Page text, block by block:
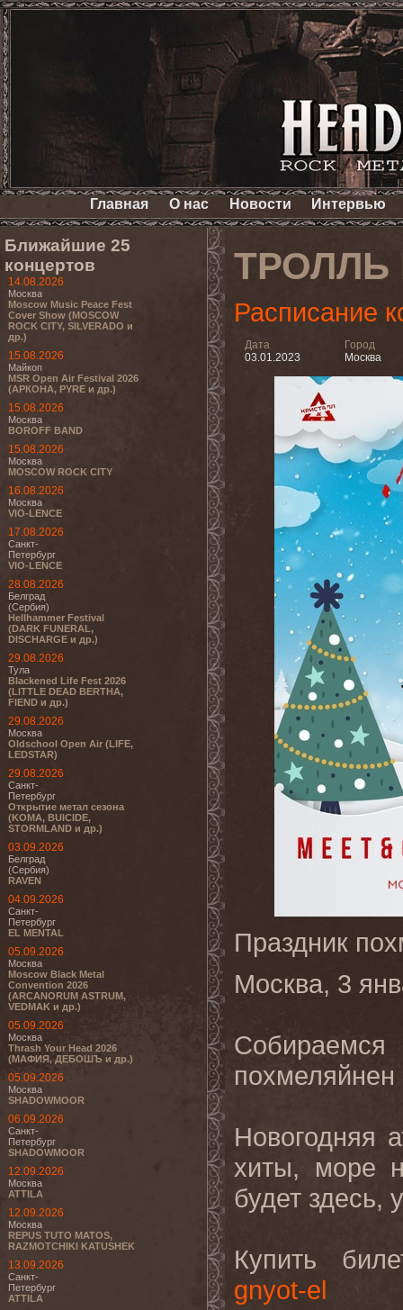
Главная О нас Новости Интервью
Ближайшие 25
концертов
14.08.2026
Москва
Moscow Music Peace Fest
Cover Show (MOSCOW
ROCK CITY, SILVERADO и
др.)
15.08.2026
Майкоп
MSR Open Air Festival 2026
(АРКОНА, PYRE и др.)
15.08.2026
Москва
BOROFF BAND
15.08.2026
Москва
MOSCOW ROCK CITY
16.08.2026
Москва
VIO-LENCE
17.08.2026
Санкт-
Петербург
VIO-LENCE
28.08.2026
Белград
(Сербия)
Hellhammer Festival
(DARK FUNERAL,
DISCHARGE и др.)
29.08.2026
Тула
Blackened Life Fest 2026
(LITTLE DEAD BERTHA,
FIEND и др.)
29.08.2026
Москва
Oldschool Open Air (LIFE,
LEDSTAR)
29.08.2026
Санкт-
Петербург
Открытие метал сезона
(KOMA, BUICIDE,
STORMLAND и др.)
03.09.2026
Белград
(Сербия)
RAVEN
04.09.2026
Санкт-
Петербург
EL MENTAL
05.09.2026
Москва
Moscow Black Metal
Convention 2026
(ARCANORUM ASTRUM,
VEDMAK и др.)
05.09.2026
Москва
Thrash Your Head 2026
(МАФИЯ, ДЕБОШЪ и др.)
05.09.2026
Москва
SHADOWMOOR
06.09.2026
Санкт-
Петербург
SHADOWMOOR
12.09.2026
Москва
ATTILA
12.09.2026
Москва
REPUS TUTO MATOS,
RAZMOTCHIKI KATUSHEK
13.09.2026
Санкт-
Петербург
ATTILA
ТРОЛЛЬ
Расписание
Дата
03.01.2023
Город
Москва
Праздник
Москва, 3
похмеляйнен
Новогодняя
хиты, море
будет здесь,
Купить
gnyot-el